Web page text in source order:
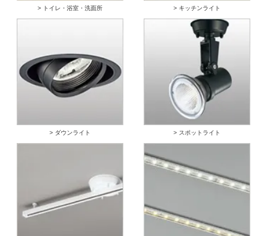
> トイレ・浴室・洗面所 > キッチンライト
> ダウンライト > スポットライト